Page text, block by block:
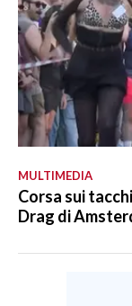
MULTIMEDIA
Corsa sui
Drag di